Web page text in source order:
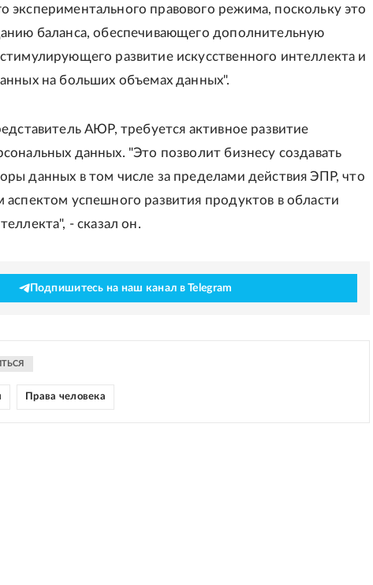
экспериментального правового режима, поскольку это
баланса, обеспечивающего дополнительную
развитие искусственного интеллекта и
на больших объемах данных".
АЮР, требуется активное развитие
данных. "Это позволит бизнесу создавать
данных в том числе за пределами действия ЭПР, что
аспектом успешного развития продуктов в области
- сказал он.
Подпишитесь на наш канал в Telegram
Права человека